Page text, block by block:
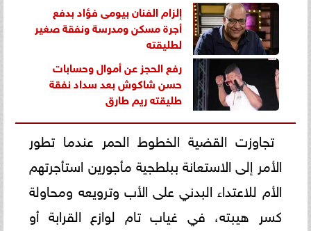
إلزام الفنان بيومى فؤاد بدفع
أجرة مسكن ومدرسة ونفقة صغير
لطليقته
رفع الحجز عن أموال وحسابات
حسن شاكوش بعد سداد نفقة
طليقته ريم طارق
تجاوزت القضية الخطوط الحمر عندما تطور
الأمر إلى الاستعانة ببلطجية مأجورين استأجرتهم
الأم للاعتداء البدني على الأب وترويعه ومحاولة
كسر هيبته، في غياب تام لوازع القرابة أو